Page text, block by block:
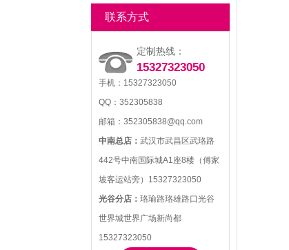
联系方式
定制热线：
15327323050
手机：15327323050
QQ：352305838
邮箱：352305838@qq.com
中南总店： 武汉市武昌区武珞路
442号中南国际城A1座8楼（傅家
坡客运站旁）15327323050
光谷分店： 珞瑜路珞雄路口光谷
世界城世界广场新尚都
15327323050